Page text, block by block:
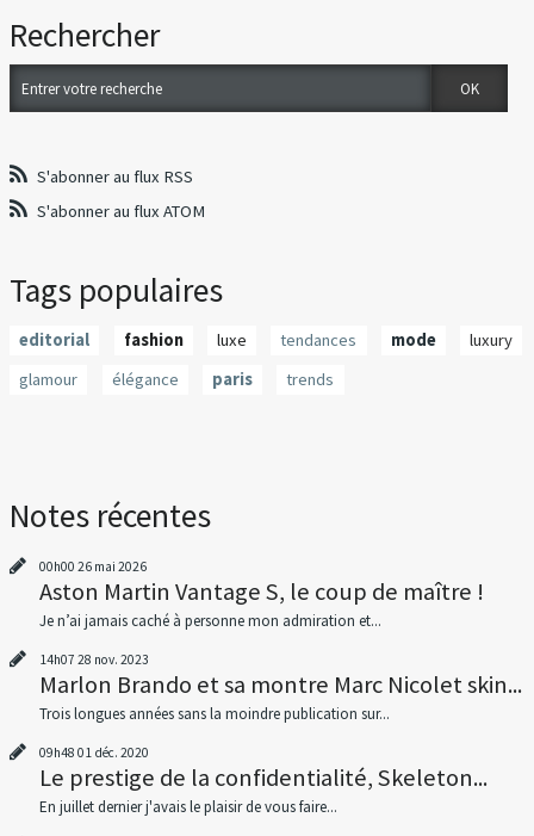
Rechercher
S'abonner au flux RSS
S'abonner au flux ATOM
Tags populaires
editorial fashion luxe tendances mode
luxury
glamour
élégance paris trends
Notes récentes
00h00 26 mai 2026
Aston Martin Vantage S, le coup de maître !
Je n’ai jamais caché à personne mon admiration et...
14h07 28 nov. 2023
Marlon Brando et sa montre Marc Nicolet skin...
Trois longues années sans la moindre publication sur...
09h48 01 déc. 2020
Le prestige de la confidentialité, Skeleton...
En juillet dernier j'avais le plaisir de vous faire...